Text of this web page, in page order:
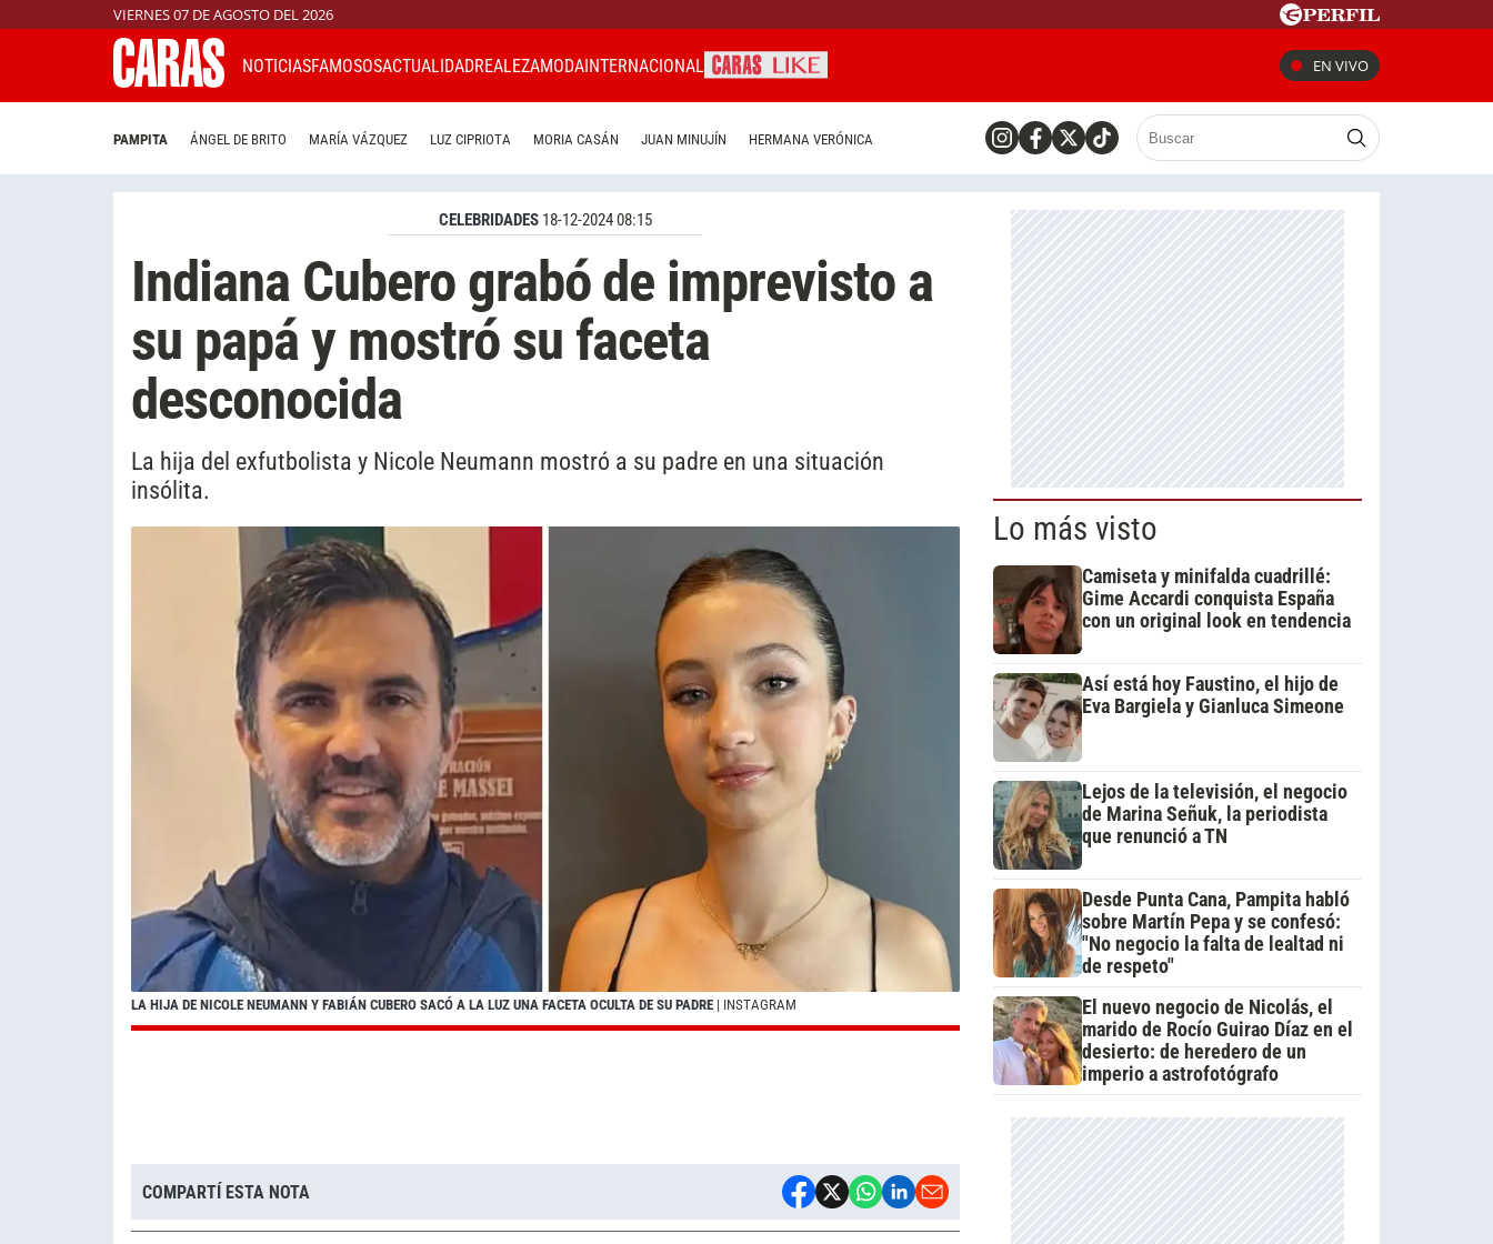
VIERNES 07 DE AGOSTO DEL 2026
NOTICIASFAMOSOSACTUALIDADREALEZAMODAINTERNACIONAL EN VIVO
PAMPITA ÁNGEL DE BRITO MARÍA VÁZQUEZ LUZ CIPRIOTA MORIA CASÁN JUAN MINUJÍN HERMANA VERÓNICA
CELEBRIDADES 18-12-2024 08:15
Indiana Cubero grabó de imprevisto a
su papá y mostró su faceta
desconocida
La hija del exfutbolista y Nicole Neumann mostró a su padre en una situación
insólita.
LA HIJA DE NICOLE NEUMANN Y FABIÁN CUBERO SACÓ A LA LUZ UNA FACETA OCULTA DE SU PADRE | INSTAGRAM
COMPARTÍ ESTA NOTA
Lo más visto
Camiseta y minifalda cuadrillé:
Gime Accardi conquista España
con un original look en tendencia
Así está hoy Faustino, el hijo de
Eva Bargiela y Gianluca Simeone
Lejos de la televisión, el negocio
de Marina Señuk, la periodista
que renunció a TN
Desde Punta Cana, Pampita habló
sobre Martín Pepa y se confesó:
"No negocio la falta de lealtad ni
de respeto"
El nuevo negocio de Nicolás, el
marido de Rocío Guirao Díaz en el
desierto: de heredero de un
imperio a astrofotógrafo